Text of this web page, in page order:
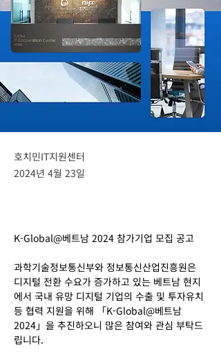
호치민IT지원센터
2024년 4월 23일
K-Global@베트남 2024 참가기업 모집 공고
과학기술정보통신부와 정보통신산업진흥원은
디지털 전환 수요가 증가하고 있는 베트남 현지
에서 국내 유망 디지털 기업의 수출 및 투자유치
등 협력 지원을 위해 「K-Global@베트남
2024」을 추진하오니 많은 참여와 관심 부탁드
립니다.